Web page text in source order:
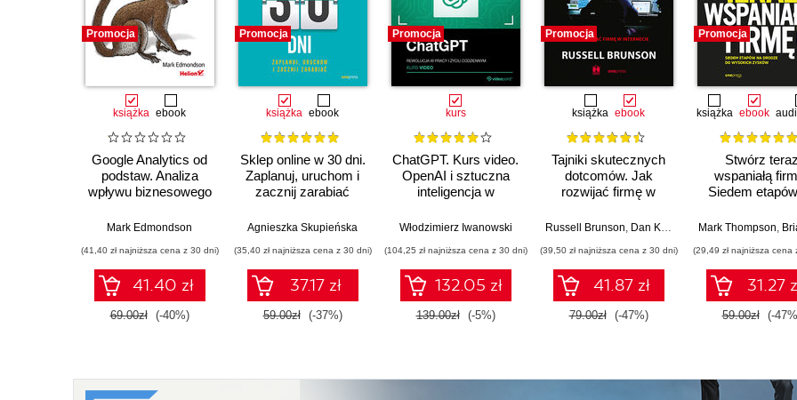
Promocja
książka ebook
Google Analytics od
podstaw. Analiza
wpływu biznesowego
trendów
Mark Edmondson
(41,40 zł najniższa cena z 30 dni)
41.40 zł
69.00zł (-40%)
Promocja
książka ebook
Sklep online w 30 dni.
Zaplanuj, uruchom i
zacznij zarabiać
Agnieszka Skupieńska
(35,40 zł najniższa cena z 30 dni)
37.17 zł
59.00zł (-37%)
Promocja
kurs
ChatGPT. Kurs video.
OpenAI i sztuczna
inteligencja w
Włodzimierz Iwanowski
(104,25 zł najniższa cena z 30 dni)
132.05 zł
139.00zł (-5%)
Promocja
książka ebook
Tajniki skutecznych
dotcomów. Jak
rozwijać firmę w
Russell Brunson, Dan Kennedy
(39,50 zł najniższa cena z 30 dni)
41.87 zł
79.00zł (-47%)
Promocja
książka ebook
Stwórz teraz
wspaniałą
Siedem
zysków
Mark Thompson, Brian
(29,49 zł najniższa cena
31.27
59.00zł (-